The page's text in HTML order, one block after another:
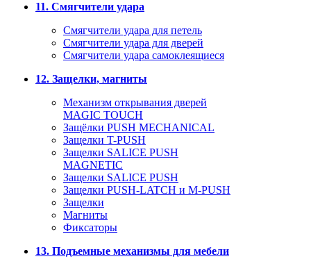
11. Смягчители удара
Смягчители удара для петель
Смягчители удара для дверей
Cмягчители удара самоклеящиеся
12. Защелки, магниты
Механизм открывания дверей
MAGIC TOUCH
Защёлки PUSH MECHANICAL
Защелки T-PUSH
Защелки SALICE PUSH
MAGNETIC
Защелки SALICE PUSH
Защелки PUSH-LATCH и M-PUSH
Защелки
Магниты
Фиксаторы
13. Подъемные механизмы для мебели